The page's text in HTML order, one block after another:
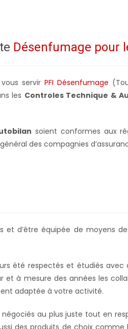
Désenfumage pour
servir PFI Désenfumage
les Controles Technique &
soient conformes aux
des compagnies
et d’être équipée de moyens
été respectés et étudiés avec
et à mesure des années les
adaptée à votre activité.
au plus juste tout en
des produits de choix